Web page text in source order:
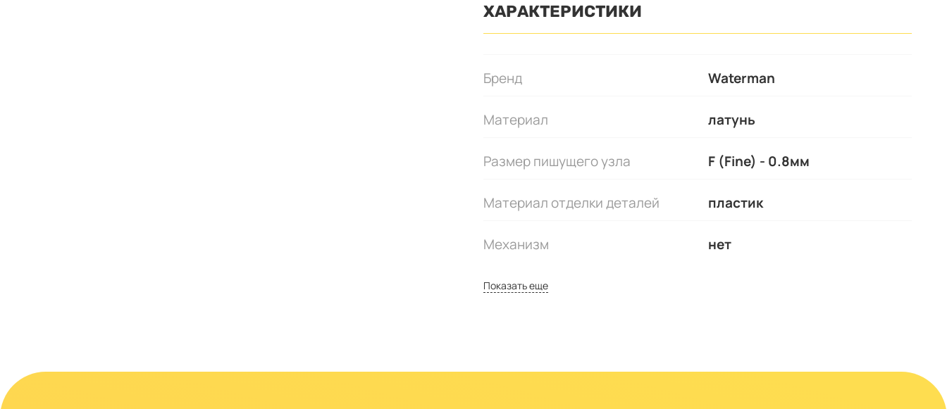
ХАРАКТЕРИСТИКИ
Бренд Waterman
Материал латунь
Размер пишущего узла F (Fine) - 0.8мм
Материал отделки деталей пластик
Механизм нет
Показать еще